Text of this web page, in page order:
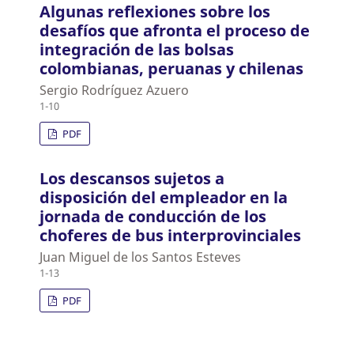
Algunas reflexiones sobre los
desafíos que afronta el proceso de
integración de las bolsas
colombianas, peruanas y chilenas
Sergio Rodríguez Azuero
1-10
PDF
Los descansos sujetos a
disposición del empleador en la
jornada de conducción de los
choferes de bus interprovinciales
Juan Miguel de los Santos Esteves
1-13
PDF